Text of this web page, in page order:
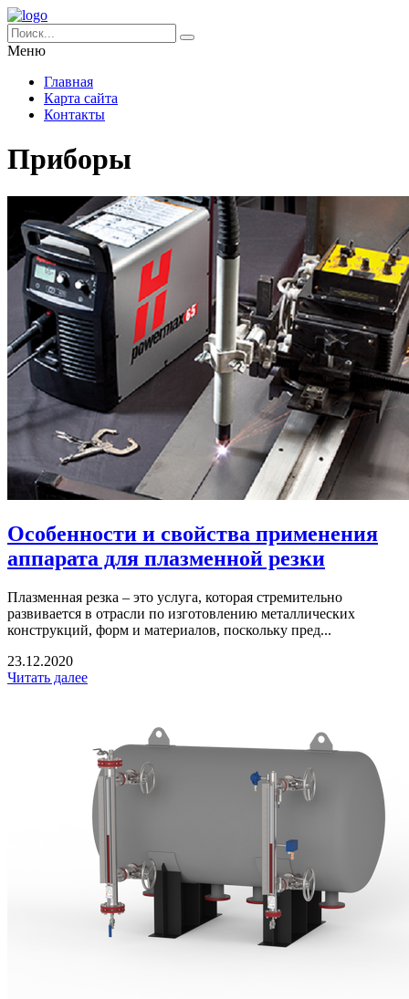
Меню
Главная
Карта сайта
Контакты
Приборы
Особенности и свойства применения
аппарата для плазменной резки
Плазменная резка – это услуга, которая стремительно
развивается в отрасли по изготовлению металлических
конструкций, форм и материалов, поскольку пред...
23.12.2020
Читать далее